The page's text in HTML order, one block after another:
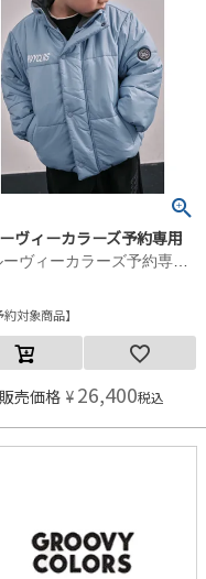
ヴィーカラーズ予約専用
[グルーヴィーカラーズ予約専用] ナイロンタフタ PADDING JACKET【11月入荷予定】 44LBL淡青
約対象商品
売価格 ¥ 26,400税込